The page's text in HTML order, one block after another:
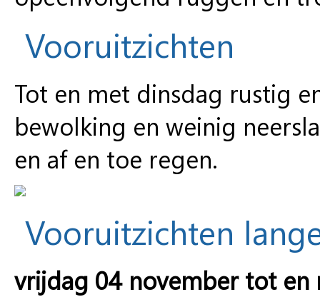
Vooruitzichten
Tot en met dinsdag rustig
bewolking en weinig
en af en toe regen.
Vooruitzichten
vrijdag 04 november tot en